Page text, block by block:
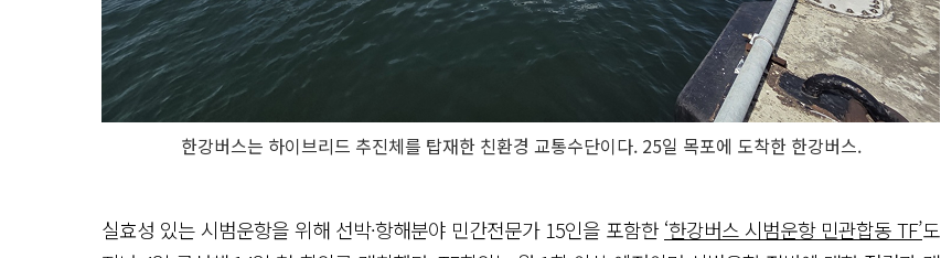
한강버스는 하이브리드 추진체를 탑재한 친환경 교통수단이다. 25일 목포에 도착한 한강버스.
실효성 있는 시범운항을 위해 선박·항해분야 민간전문가 15인을 포함한 ‘한강버스 시범운항 민관합동 TF’도